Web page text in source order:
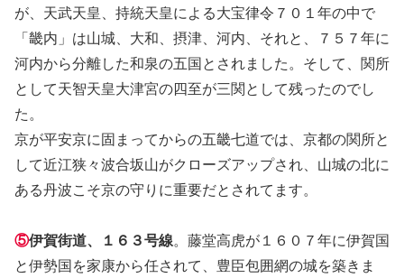
が、天武天皇、持統天皇による大宝律令７０１年の中で
「畿内」は山城、大和、摂津、河内、それと、７５７年に
河内から分離した和泉の五国とされました。そして、関所
として天智天皇大津宮の四至が三関として残ったのでし
た。
京が平安京に固まってからの五畿七道では、京都の関所と
して近江狭々波合坂山がクローズアップされ、山城の北に
ある丹波こそ京の守りに重要だとされてます。
⑤伊賀街道、１６３号線。藤堂高虎が１６０７年に伊賀国
と伊勢国を家康から任されて、豊臣包囲網の城を築きま